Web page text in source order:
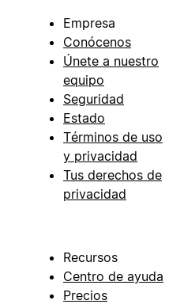
Empresa
Conócenos
Únete a nuestro
equipo
Seguridad
Estado
Términos de uso
y privacidad
Tus derechos de
privacidad
Recursos
Centro de ayuda
Precios